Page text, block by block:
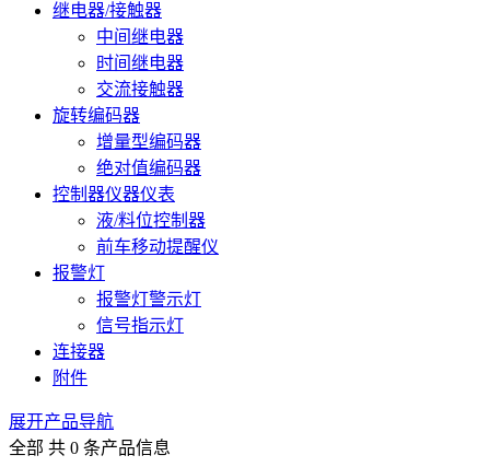
继电器/接触器
中间继电器
时间继电器
交流接触器
旋转编码器
增量型编码器
绝对值编码器
控制器仪器仪表
液/料位控制器
前车移动提醒仪
报警灯
报警灯警示灯
信号指示灯
连接器
附件
展开产品导航
全部 共 0 条产品信息